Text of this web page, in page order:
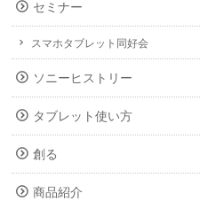
セミナー
スマホタブレット同好会
ソニーヒストリー
タブレット使い方
創る
商品紹介